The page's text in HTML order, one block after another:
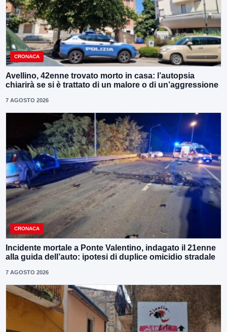
CRONACA
Avellino, 42enne trovato morto in casa: l’autopsia
chiarirà se si è trattato di un malore o di un’aggressione
7 AGOSTO 2026
CRONACA
Incidente mortale a Ponte Valentino, indagato il 21enne
alla guida dell’auto: ipotesi di duplice omicidio stradale
7 AGOSTO 2026